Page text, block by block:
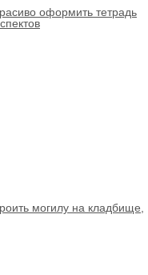
оформить тетрадь
могилу на кладбище,